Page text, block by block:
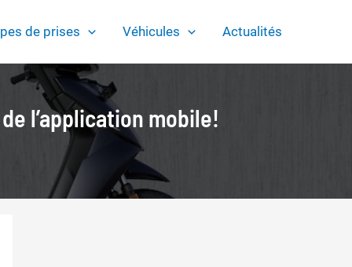
de prises Véhicules Actualités
l’application mobile!